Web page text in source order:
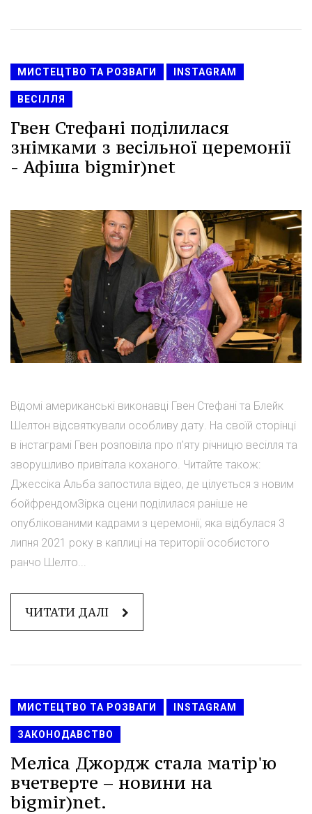
МИСТЕЦТВО ТА РОЗВАГИ INSTAGRAM
ВЕСІЛЛЯ
Гвен Стефані поділилася
знімками з весільної церемонії
- Афіша bigmir)net
Відомі американські виконавці Гвен Стефані та Блейк
Шелтон відсвяткували особливу дату. На своїй сторінці
в інстаграмі Гвен розповіла про п'яту річницю весілля та
зворушливо привітала коханого. Читайте також:
Джессіка Альба запостила відео, де цілується з новим
бойфрендомЗірка сцени поділилася раніше не
опублікованими кадрами з церемонії, яка відбулася 3
липня 2021 року в каплиці на території особистого
ранчо Шелто...
ЧИТАТИ ДАЛІ
МИСТЕЦТВО ТА РОЗВАГИ INSTAGRAM
ЗАКОНОДАВСТВО
Меліса Джордж стала матір'ю
вчетверте – новини на
bigmir)net.